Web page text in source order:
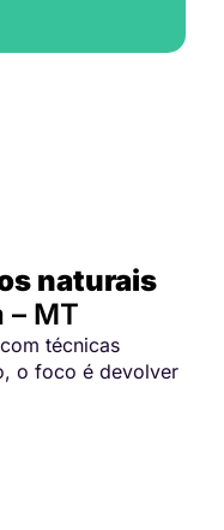
naturais
– MT
técnicas
o foco é devolver